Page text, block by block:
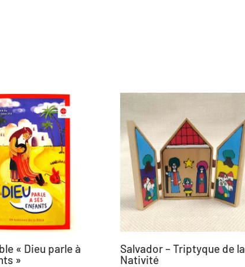
« Dieu parle à
»
Salvador – Triptyque de la
Nativité